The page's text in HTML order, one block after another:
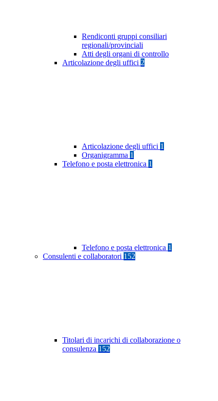
Rendiconti gruppi consiliari
regionali/provinciali
Atti degli organi di controllo
Articolazione degli uffici 2
Articolazione degli uffici 1
Organigramma 1
Telefono e posta elettronica 1
Telefono e posta elettronica 1
Consulenti e collaboratori 152
Titolari di incarichi di collaborazione o
consulenza 152